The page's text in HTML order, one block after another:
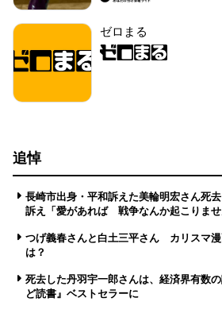
ゼロまる
追悼
長崎市出身・平和訴えた美輪明宏さん死
訴え「愛があれば 戦争なんか起こりませ
つげ義春さんと白土三平さん カリスマ
は？
死去した丹羽宇一郎さんは、経済界有数
ど読書』ベストセラーに